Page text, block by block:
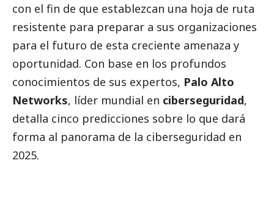
con el fin de que establezcan una hoja de ruta
resistente para preparar a sus organizaciones
para el futuro de esta creciente amenaza y
oportunidad. Con base en los profundos
conocimientos de sus expertos, Palo Alto
Networks, líder mundial en ciberseguridad,
detalla cinco predicciones sobre lo que dará
forma al panorama de la ciberseguridad en
2025.